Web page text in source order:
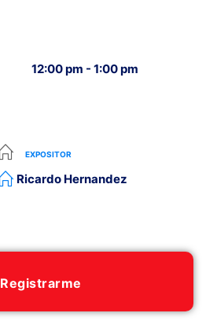
12:00 pm - 1:00 pm
EXPOSITOR
Ricardo Hernandez
Registrarme